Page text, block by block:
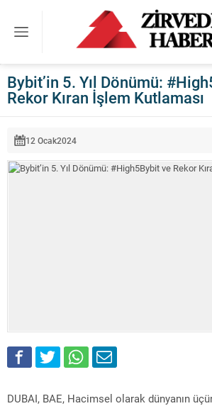
Bybit’in 5. Yıl Dönümü:
Rekor Kıran İşlem Kutlaması
12 Ocak2024
DUBAI, BAE, Hacimsel olarak dünyanın